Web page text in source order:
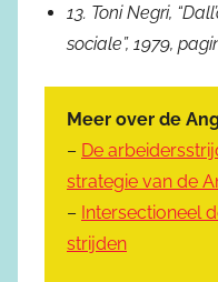
13. Toni Negri,
sociale”, 1979,
Meer over de
– De
strategie van de
– Intersectioneel
strijden